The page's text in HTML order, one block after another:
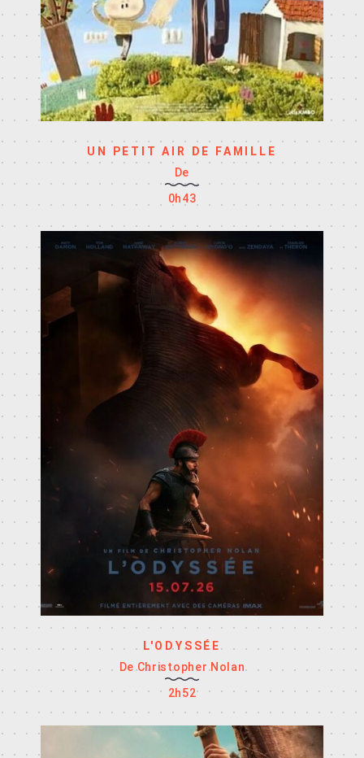
UN PETIT AIR DE FAMILLE
De
0h43
L'ODYSSÉE
De Christopher Nolan
2h52